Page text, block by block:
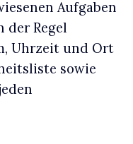
Aufgaben
der Regel
Uhrzeit und Ort
sowie